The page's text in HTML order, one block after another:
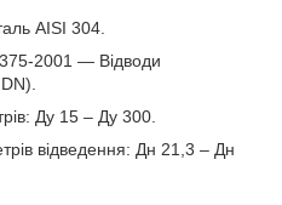
AISI 304.
2001 — Відводи
Ду 15 – Ду 300.
відведення: Дн 21,3 – Дн